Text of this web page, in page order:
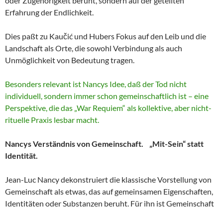
Erfahrung der Endlichkeit.
Dies paßt zu Kaučić und Hubers Fokus auf den Leib und die
Landschaft als Orte, die sowohl Verbindung als auch
Unmöglichkeit von Bedeutung tragen.
Besonders relevant ist Nancys Idee, daß der Tod nicht
individuell, sondern immer schon gemeinschaftlich ist – eine
Perspektive, die das „War Requiem“ als kollektive, aber nicht-
rituelle Praxis lesbar macht.
Nancys Verständnis von Gemeinschaft. „Mit-Sein“ statt
Identität.
Jean-Luc Nancy dekonstruiert die klassische Vorstellung von
Gemeinschaft als etwas, das auf gemeinsamen Eigenschaften,
Identitäten oder Substanzen beruht. Für ihn ist Gemeinschaft